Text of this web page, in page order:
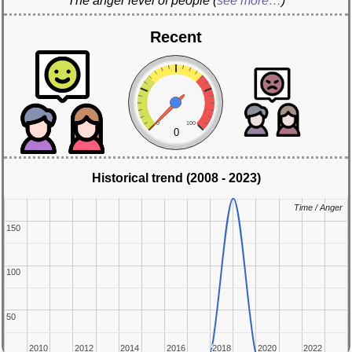
Recent
0 100
0
Historical trend (2008 - 2023)
2010
2010 2012
2012 2014
2014 2016
2016 2018
2018 2020
2020 2022
2022
50
50
100
100
150
150
Time / Anger
Time / Anger